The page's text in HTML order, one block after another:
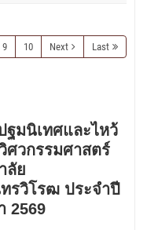
9 10 Next Last
ฐมนิเทศและไหว้
ศวกรรมศาสตร์
ลัย
รวิโรฒ ประจำปี
2569